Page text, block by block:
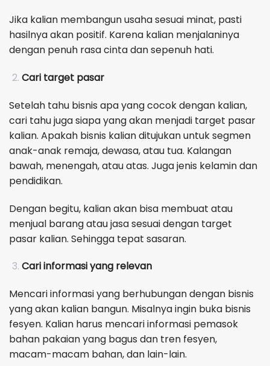
Jika kalian membangun usaha sesuai minat, pasti
hasilnya akan positif. Karena kalian menjalaninya
dengan penuh rasa cinta dan sepenuh hati.
Cari target pasar
Setelah tahu bisnis apa yang cocok dengan kalian,
cari tahu juga siapa yang akan menjadi target pasar
kalian. Apakah bisnis kalian ditujukan untuk segmen
anak-anak remaja, dewasa, atau tua. Kalangan
bawah, menengah, atau atas. Juga jenis kelamin dan
pendidikan.
Dengan begitu, kalian akan bisa membuat atau
menjual barang atau jasa sesuai dengan target
pasar kalian. Sehingga tepat sasaran.
Cari informasi yang relevan
Mencari informasi yang berhubungan dengan bisnis
yang akan kalian bangun. Misalnya ingin buka bisnis
fesyen. Kalian harus mencari informasi pemasok
bahan pakaian yang bagus dan tren fesyen,
macam-macam bahan, dan lain-lain.